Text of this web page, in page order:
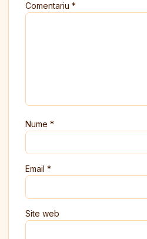
Comentariu *
Nume *
Email *
Site web